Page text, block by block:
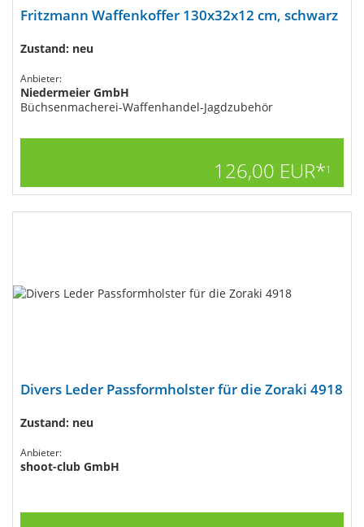
Fritzmann Waffenkoffer 130x32x12 cm, schwarz
Zustand: neu
Anbieter:
Niedermeier GmbH
Büchsenmacherei-Waffenhandel-Jagdzubehör
126,00 EUR*1
Divers Leder Passformholster für die Zoraki 4918
Zustand: neu
Anbieter:
shoot-club GmbH